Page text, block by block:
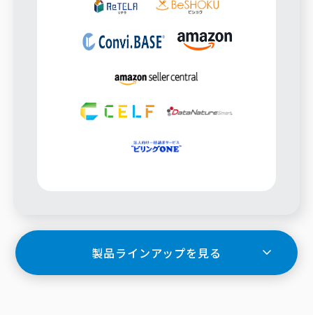
製品ラインアップを見る